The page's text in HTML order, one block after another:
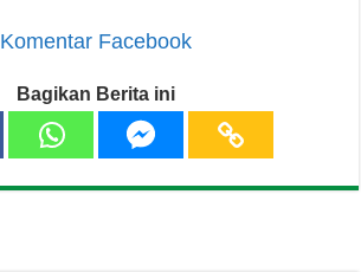
Komentar Facebook
Bagikan Berita ini